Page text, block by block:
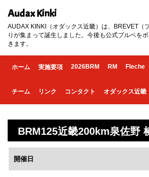
Audax Kinki
AUDAX KINKI（オダックス近畿）は、BREVET（
りが集まって誕生しました。今後も公式ブルベを
きます。
ホーム 実施要項 2026BRM RM Fleche
チーム リンク コンタクト オダックス近畿
BRM125近畿200km泉佐野
開催日